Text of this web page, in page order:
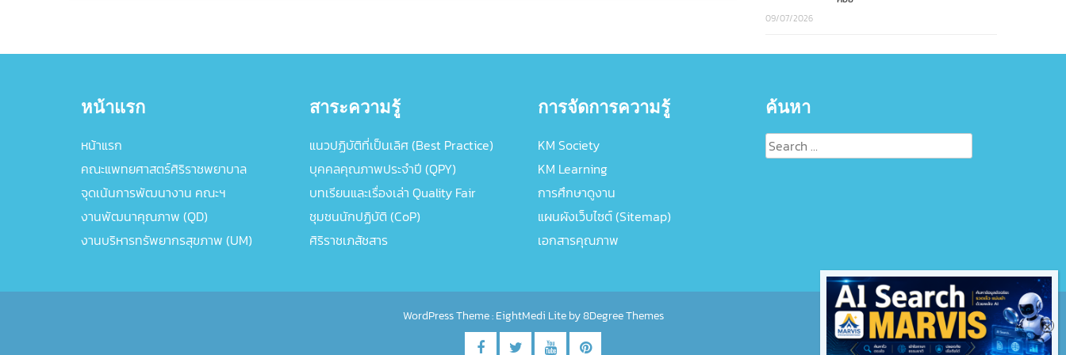
09/07/2026
หน้าแรก
หน้าแรก
คณะแพทยศาสตร์ศิริราชพยาบาล
จุดเน้นการพัฒนางาน คณะฯ
งานพัฒนาคุณภาพ (QD)
งานบริหารทรัพยากรสุขภาพ (UM)
สาระความรู้
แนวปฏิบัติที่เป็นเลิศ (Best Practice)
บุคคลคุณภาพประจำปี (QPY)
บทเรียนและเรื่องเล่า Quality Fair
ชุมชนนักปฏิบัติ (CoP)
ศิริราชเภสัชสาร
การจัดการความรู้
KM Society
KM Learning
การศึกษาดูงาน
แผนผังเว็บไซต์ (Sitemap)
เอกสารคุณภาพ
ค้นหา
Search
for:
WordPress Theme :EightMedi Liteby 8Degree Themes